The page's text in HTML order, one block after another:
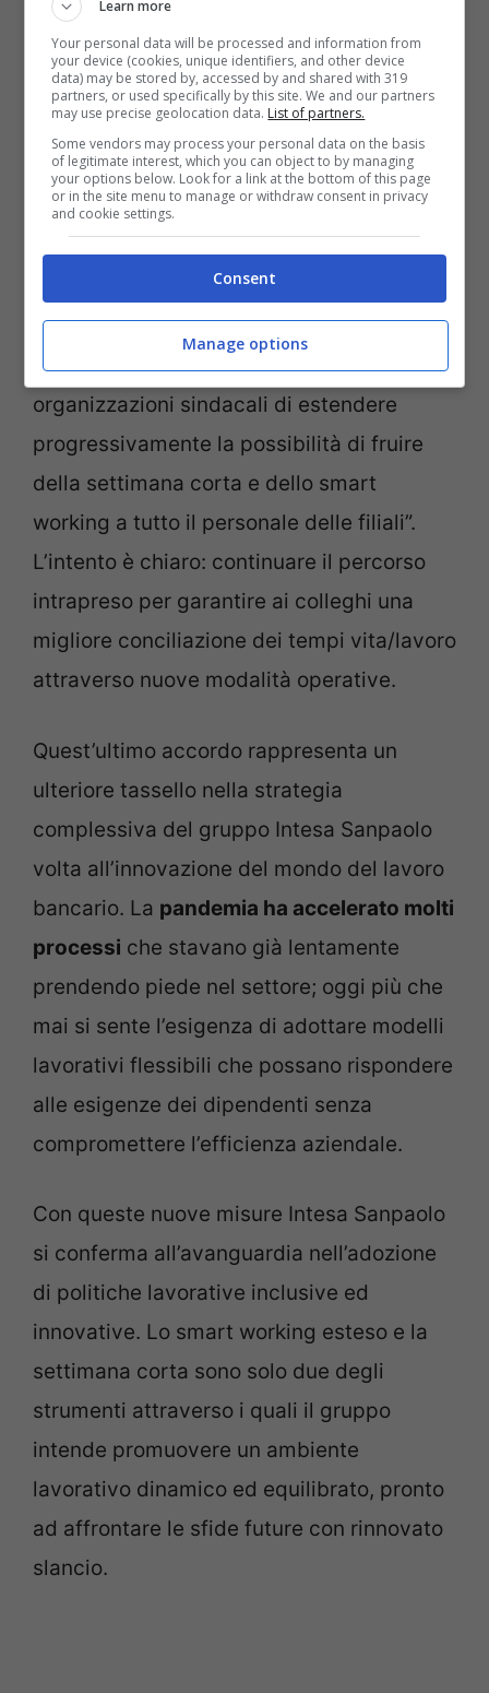
Sperimentazione anche della settimana corta –
notizie.com
gruppo Intesa Sanpaolo, ha commentato
positivamente l’accordo raggiunto: “È stato
ribadito l’obiettivo sia della banca sia delle
organizzazioni sindacali di estendere
progressivamente la possibilità di fruire
della settimana corta e dello smart
working a tutto il personale delle filiali”.
L’intento è chiaro: continuare il percorso
intrapreso per garantire ai colleghi una
migliore conciliazione dei tempi vita/lavoro
attraverso nuove modalità operative.
Quest’ultimo accordo rappresenta un
ulteriore tassello nella strategia
complessiva del gruppo Intesa Sanpaolo
volta all’innovazione del mondo del lavoro
bancario. La pandemia ha accelerato molti
processi che stavano già lentamente
prendendo piede nel settore; oggi più che
mai si sente l’esigenza di adottare modelli
lavorativi flessibili che possano rispondere
alle esigenze dei dipendenti senza
compromettere l’efficienza aziendale.
Con queste nuove misure Intesa Sanpaolo
si conferma all’avanguardia nell’adozione
di politiche lavorative inclusive ed
innovative. Lo smart working esteso e la
settimana corta sono solo due degli
strumenti attraverso i quali il gruppo
intende promuovere un ambiente
lavorativo dinamico ed equilibrato, pronto
ad affrontare le sfide future con rinnovato
slancio.
Learn more
Your personal data will be processed and information from
your device (cookies, unique identifiers, and other device
data) may be stored by, accessed by and shared with 319
partners, or used specifically by this site. We and our partners
may use precise geolocation data. List of partners.
Some vendors may process your personal data on the basis
of legitimate interest, which you can object to by managing
your options below. Look for a link at the bottom of this page
or in the site menu to manage or withdraw consent in privacy
and cookie settings.
Consent
Manage options